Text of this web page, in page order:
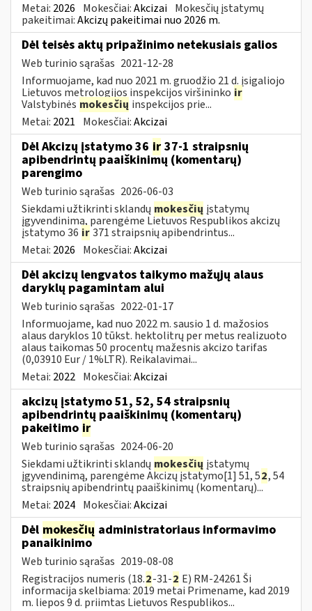
Metai: 2026 Mokesčiai:Akcizai Mokesčių įstatymų
pakeitimai:Akcizų pakeitimai nuo 2026 m.
Dėl teisės aktų pripažinimo netekusiais galios
Web turinio sąrašas 2021-12-28
Informuojame, kad nuo 2021 m. gruodžio 21 d. įsigaliojo
Lietuvos metrologijos inspekcijos viršininko ir
Valstybinės mokesčių inspekcijos prie...
Metai: 2021 Mokesčiai:Akcizai
Dėl Akcizų įstatymo 36 ir 37-1 straipsnių
apibendrintų paaiškinimų (komentarų)
parengimo
Web turinio sąrašas 2026-06-03
Siekdami užtikrinti sklandų mokesčių įstatymų
įgyvendinimą, parengėme Lietuvos Respublikos akcizų
įstatymo 36 ir371 straipsnių apibendrintus...
Metai: 2026 Mokesčiai:Akcizai
Dėl akcizų lengvatos taikymo mažųjų alaus
daryklų pagamintam alui
Web turinio sąrašas 2022-01-17
Informuojame, kad nuo 2022 m. sausio 1 d. mažosios
alaus daryklos 10 tūkst. hektolitrų per metus realizuoto
alaus taikomas 50 procentų mažesnis akcizo tarifas
(0,03910 Eur / 1%LTR). Reikalavimai...
Metai: 2022 Mokesčiai:Akcizai
akcizų įstatymo 51, 52, 54 straipsnių
apibendrintų paaiškinimų (komentarų)
pakeitimo ir
Web turinio sąrašas 2024-06-20
Siekdami užtikrinti sklandų mokesčių įstatymų
įgyvendinimą, parengėme Akcizų įstatymo[1] 51, 52, 54
straipsnių apibendrintų paaiškinimų (komentarų)...
Metai: 2024 Mokesčiai:Akcizai
Dėl mokesčių administratoriaus informavimo
panaikinimo
Web turinio sąrašas 2019-08-08
Registracijos numeris (18.2-31-2 E) RM-24261 Ši
informacija skelbiama: 2019 metai Primename, kad 2019
m. liepos 9 d. priimtas Lietuvos Respublikos...